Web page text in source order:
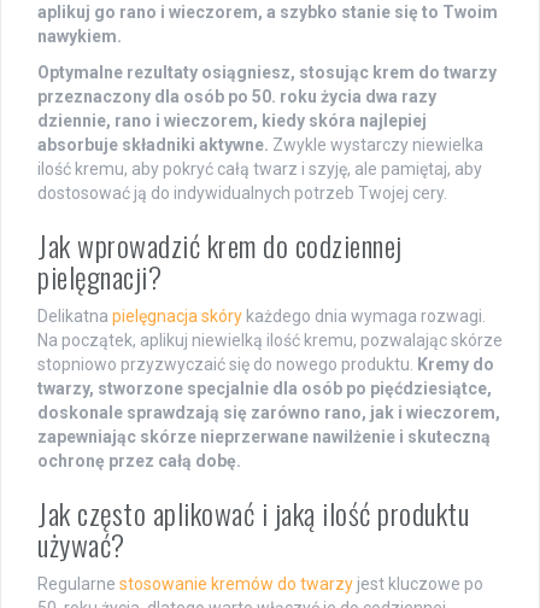
aplikuj go rano i wieczorem, a szybko stanie się to Twoim
nawykiem.
Optymalne rezultaty osiągniesz, stosując krem do twarzy
przeznaczony dla osób po 50. roku życia dwa razy
dziennie, rano i wieczorem, kiedy skóra najlepiej
absorbuje składniki aktywne. Zwykle wystarczy niewielka
ilość kremu, aby pokryć całą twarz i szyję, ale pamiętaj, aby
dostosować ją do indywidualnych potrzeb Twojej cery.
Jak wprowadzić krem do codziennej
pielęgnacji?
Delikatna pielęgnacja skóry każdego dnia wymaga rozwagi.
Na początek, aplikuj niewielką ilość kremu, pozwalając skórze
stopniowo przyzwyczaić się do nowego produktu. Kremy do
twarzy, stworzone specjalnie dla osób po pięćdziesiątce,
doskonale sprawdzają się zarówno rano, jak i wieczorem,
zapewniając skórze nieprzerwane nawilżenie i skuteczną
ochronę przez całą dobę.
Jak często aplikować i jaką ilość produktu
używać?
Regularne stosowanie kremów do twarzy jest kluczowe po